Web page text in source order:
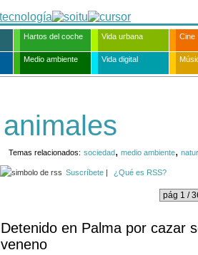
Hartos del coche Vida urbana Cine
Medio ambiente Vida digital
animales
Temas relacionados: sociedad, medio ambiente,
Suscríbete ¿Qué es RSS?
Detenido en Palma por cazar
veneno